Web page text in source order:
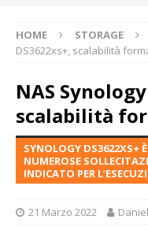
HOME STORAGE
DS3622xs+, scalabilità
NAS
scalabilità
SYNOLOGY DS3622XS+
NUMEROSE
INDICATO PER
21 Marzo 2022